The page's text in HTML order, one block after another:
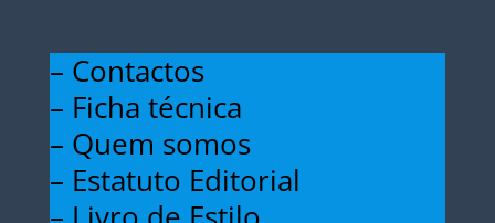
– Contactos
– Ficha técnica
– Quem somos
– Estatuto Editorial